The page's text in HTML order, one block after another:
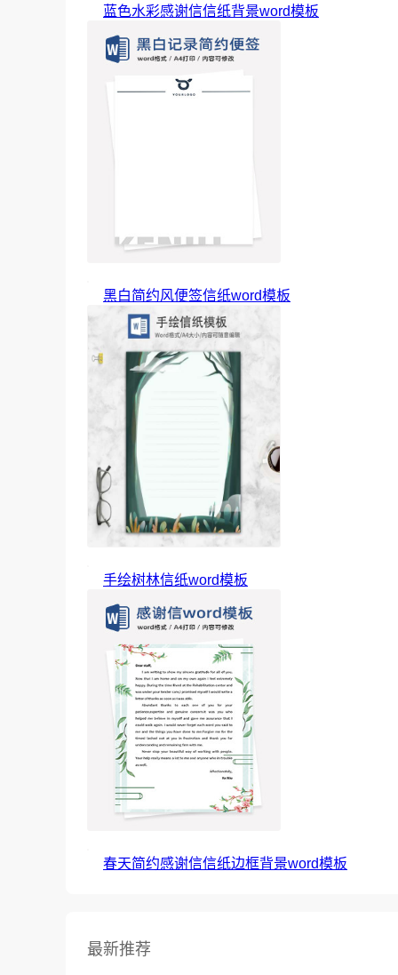
蓝色水彩感谢信信纸背景word模板
黑白简约风便签信纸word模板
手绘树林信纸word模板
春天简约感谢信信纸边框背景word模板
最新推荐